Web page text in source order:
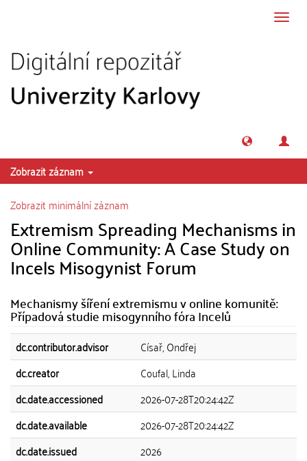
Zobrazit záznam
Zobrazit minimální záznam
Extremism Spreading Mechanisms in
Online Community: A Case Study on
Incels Misogynist Forum
Mechanismy šíření extremismu v online komunitě:
Případová studie misogynního fóra Incelů
dc.contributor.advisor
Císař, Ondřej
dc.creator
Coufal, Linda
dc.date.accessioned
2026-07-28T20:24:42Z
dc.date.available
2026-07-28T20:24:42Z
dc.date.issued
2026